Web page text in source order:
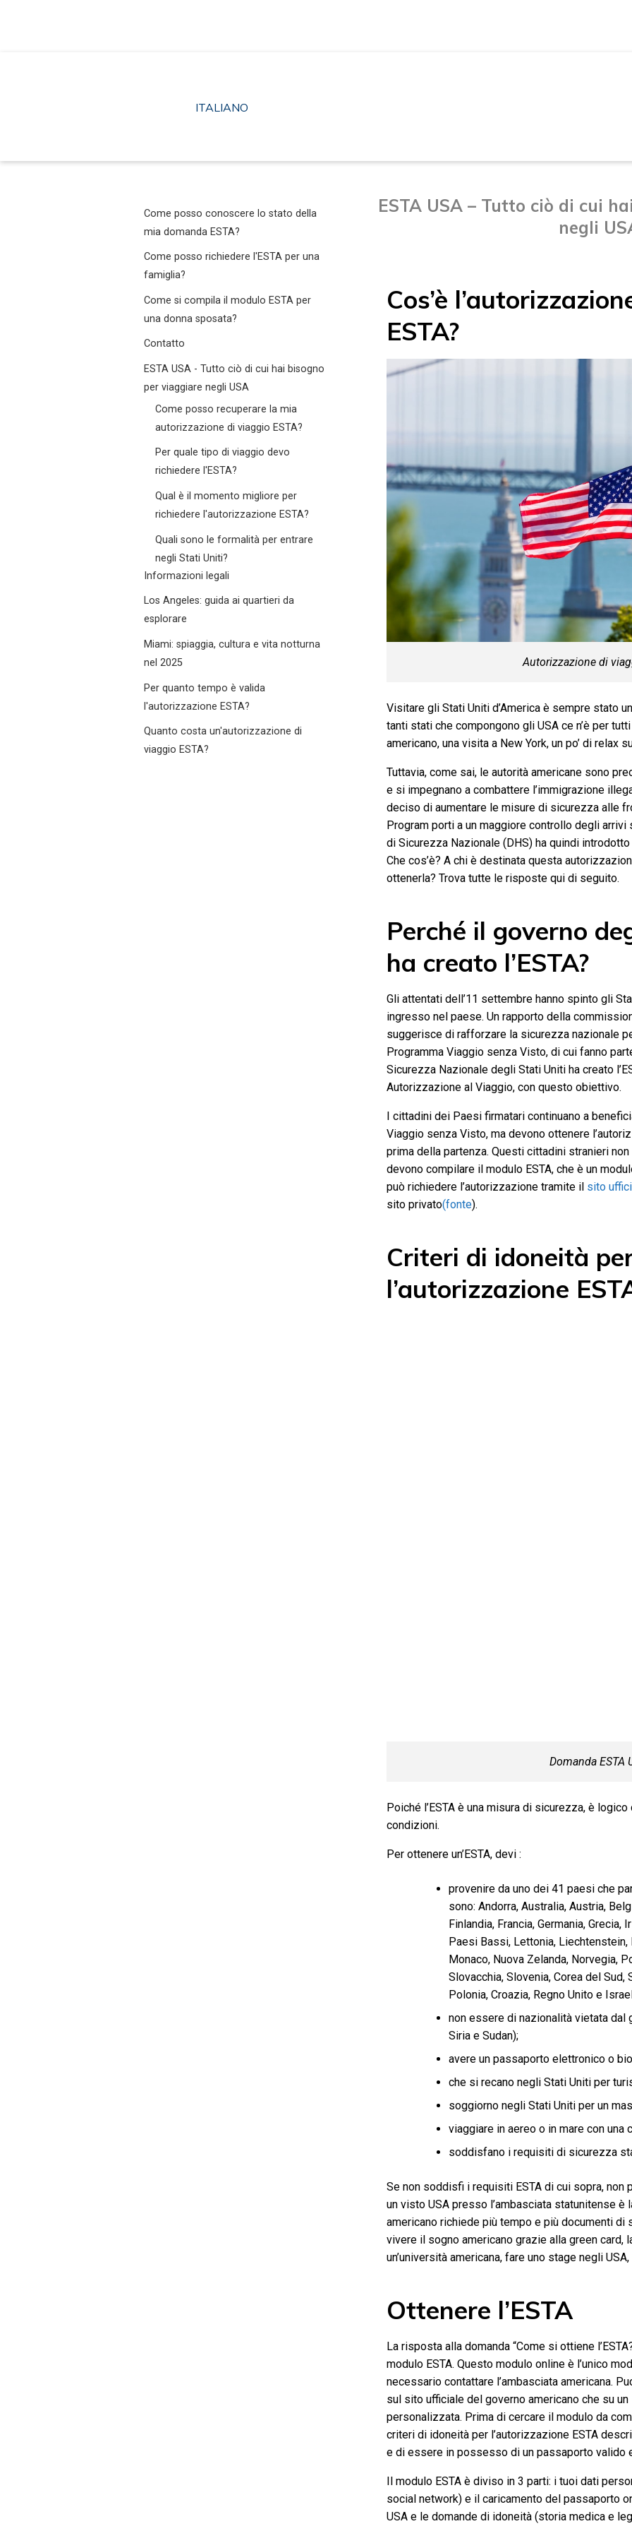
ITALIANO
ESTA USA – Tutto ciò di cui
negli
Cos’è
ESTA?
Autorizzazione di
Visitare gli Stati Uniti d’America è sempre stato
tanti stati che compongono gli USA ce n’è per
americano, una visita a New York, un po’ di relax
Tuttavia, come sai, le autorità americane sono
e si impegnano a combattere l’immigrazione
deciso di aumentare le misure di sicurezza alle
Program porti a un maggiore controllo degli
di Sicurezza Nazionale (DHS) ha quindi
Che cos’è? A chi è destinata questa
ottenerla? Trova tutte le risposte qui di seguito.
Perché il governo
ha creato l’ESTA?
Gli attentati dell’11 settembre hanno spinto gli
ingresso nel paese. Un rapporto della
suggerisce di rafforzare la sicurezza nazionale
Programma Viaggio senza Visto, di cui fanno
Sicurezza Nazionale degli Stati Uniti ha creato
Autorizzazione al Viaggio, con questo obiettivo.
I cittadini dei Paesi firmatari continuano a
Viaggio senza Visto, ma devono ottenere
prima della partenza. Questi cittadini stranieri
devono compilare il modulo ESTA, che è un
può richiedere l’autorizzazione tramite il sito
sito privato(fonte).
Criteri di idoneità
l’autorizzazione
Domanda ESTA
Poiché l’ESTA è una misura di sicurezza, è
condizioni.
Per ottenere un’ESTA, devi :
provenire da uno dei 41 paesi che
sono: Andorra, Australia, Austria,
Finlandia, Francia, Germania, Grecia,
Paesi Bassi, Lettonia, Liechtenstein,
Monaco, Nuova Zelanda, Norvegia,
Slovacchia, Slovenia, Corea del Sud,
Polonia, Croazia, Regno Unito e
non essere di nazionalità vietata dal
Siria e Sudan);
avere un passaporto elettronico o
che si recano negli Stati Uniti per
soggiorno negli Stati Uniti per un
viaggiare in aereo o in mare con una
soddisfano i requisiti di sicurezza
Se non soddisfi i requisiti ESTA di cui sopra, non
un visto USA presso l’ambasciata statunitense è
americano richiede più tempo e più documenti
vivere il sogno americano grazie alla green card,
un’università americana, fare uno stage negli USA,
Ottenere l’ESTA
La risposta alla domanda “Come si ottiene
modulo ESTA. Questo modulo online è l’unico
necessario contattare l’ambasciata americana.
sul sito ufficiale del governo americano che su
personalizzata. Prima di cercare il modulo da
criteri di idoneità per l’autorizzazione ESTA
e di essere in possesso di un passaporto valido
Il modulo ESTA è diviso in 3 parti: i tuoi dati
social network) e il caricamento del passaporto
USA e le domande di idoneità (storia medica e
Come posso conoscere lo stato della
mia domanda ESTA?
Come posso richiedere l'ESTA per una
famiglia?
Come si compila il modulo ESTA per
una donna sposata?
Contatto
ESTA USA - Tutto ciò di cui hai bisogno
per viaggiare negli USA
Come posso recuperare la mia
autorizzazione di viaggio ESTA?
Per quale tipo di viaggio devo
richiedere l'ESTA?
Qual è il momento migliore per
richiedere l'autorizzazione ESTA?
Quali sono le formalità per entrare
negli Stati Uniti?
Informazioni legali
Los Angeles: guida ai quartieri da
esplorare
Miami: spiaggia, cultura e vita notturna
nel 2025
Per quanto tempo è valida
l'autorizzazione ESTA?
Quanto costa un'autorizzazione di
viaggio ESTA?